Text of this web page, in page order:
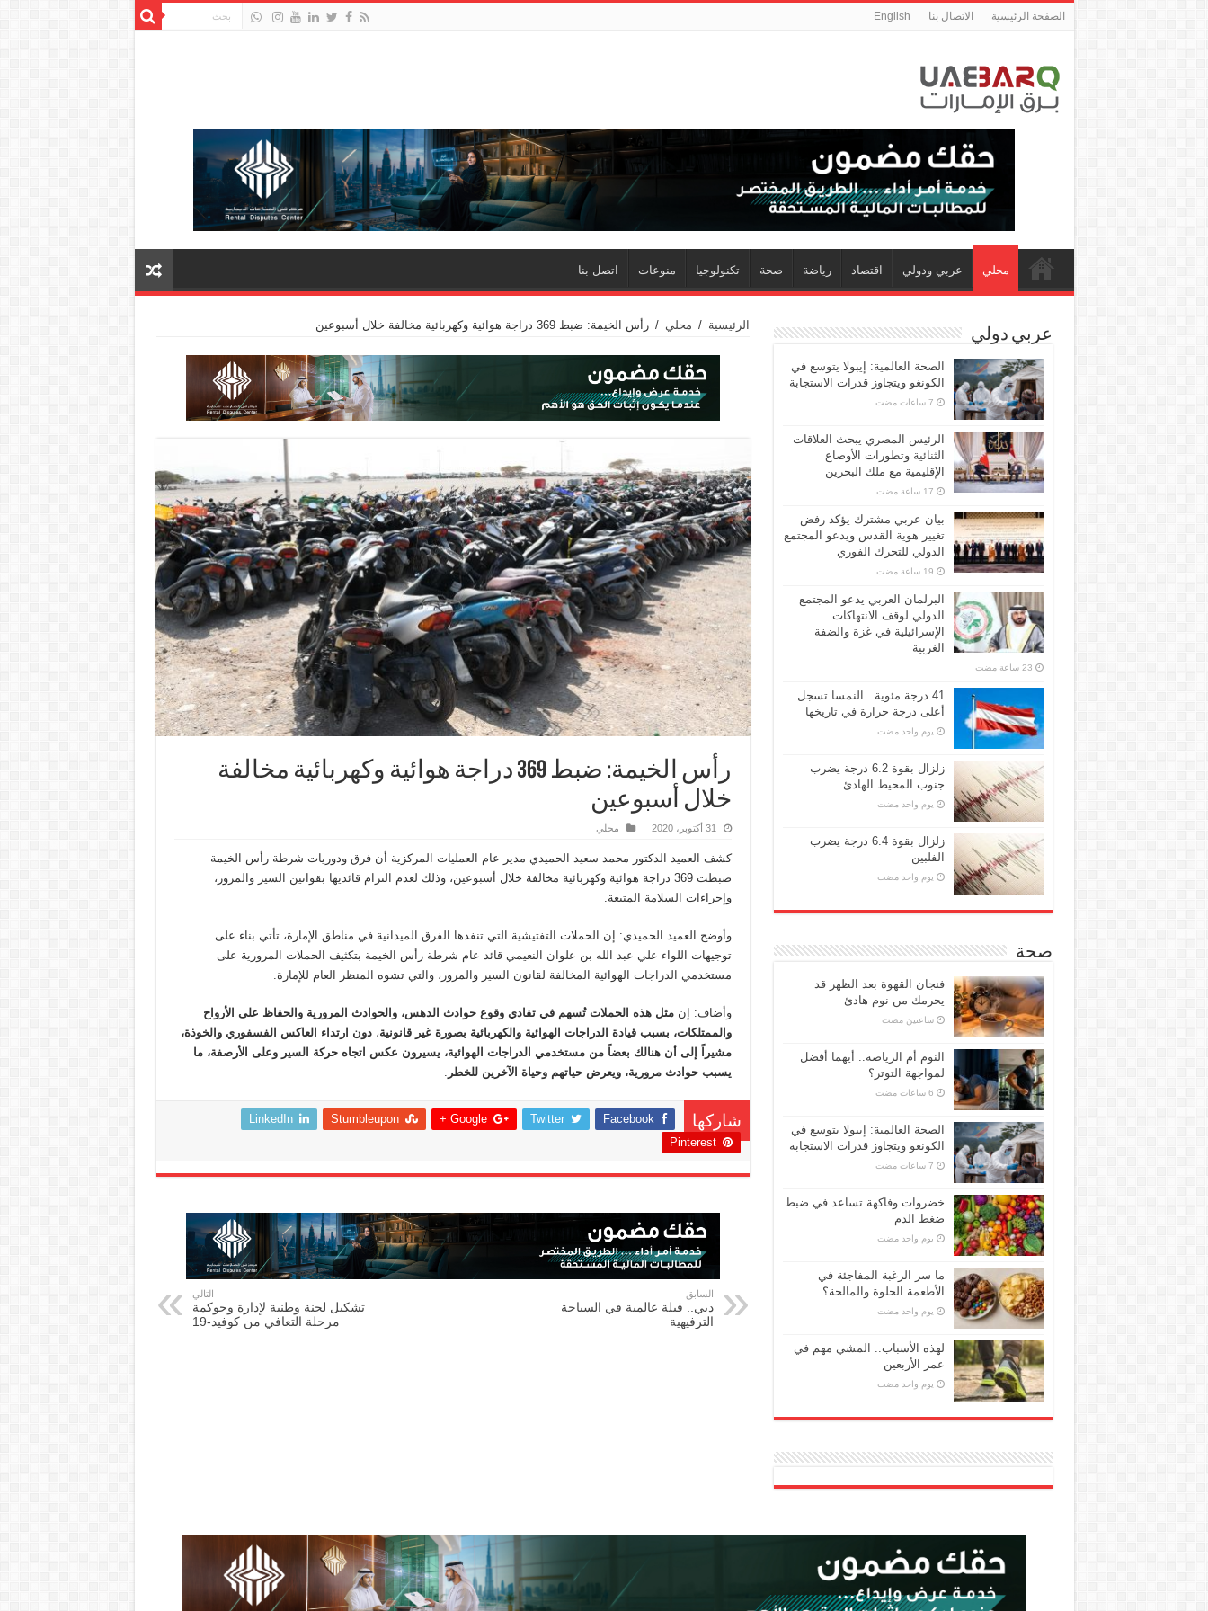
الصفحة الرئيسية الاتصال بنا English
محلي عربي ودولي اقتصاد رياضة صحة تكنولوجيا منوعات اتصل بنا
الرئيسية / محلي / رأس الخيمة: ضبط 369 دراجة هوائية وكهربائية مخالفة خلال أسبوعين
رأس الخيمة: ضبط 369 دراجة هوائية وكهربائية مخالفة
خلال أسبوعين
31 أكتوبر، 2020 محلي
كشف العميد الدكتور محمد سعيد الحميدي مدير عام العمليات المركزية أن فرق ودوريات شرطة رأس الخيمة
ضبطت 369 دراجة هوائية وكهربائية مخالفة خلال أسبوعين، وذلك لعدم التزام قائديها بقوانين السير والمرور،
وإجراءات السلامة المتبعة.
وأوضح العميد الحميدي: إن الحملات التفتيشية التي تنفذها الفرق الميدانية في مناطق الإمارة، تأتي بناء على
توجيهات اللواء علي عبد الله بن علوان النعيمي قائد عام شرطة رأس الخيمة بتكثيف الحملات المرورية على
مستخدمي الدراجات الهوائية المخالفة لقانون السير والمرور، والتي تشوه المنظر العام للإمارة.
وأضاف: إنمثل هذه الحملات تُسهم في تفادي وقوع حوادث الدهس، والحوادث المرورية والحفاظ على الأرواح
والممتلكات، بسبب قيادة الدراجات الهوائية والكهربائية بصورة غير قانونية،دون ارتداء العاكس الفسفوري والخوذة،
مشيراً إلى أن هنالك بعضاً من مستخدمي الدراجات الهوائية، يسيرون عكس اتجاه حركة السير وعلى الأرصفة، ما
يسبب حوادث مرورية، ويعرض حياتهم وحياة الآخرين للخطر .
شاركها Facebook
Twitter
Google +
Stumbleupon
LinkedIn
Pinterest
السابق
دبي.. قبلة عالمية في السياحة
الترفيهية
التالي
تشكيل لجنة وطنية لإدارة وحوكمة
مرحلة التعافي من كوفيد-19
عربي دولي
الصحة العالمية: إيبولا يتوسع في
الكونغو ويتجاوز قدرات الاستجابة
الرئيس المصري يبحث العلاقات
الثنائية وتطورات الأوضاع
الإقليمية مع ملك البحرين
بيان عربي مشترك يؤكد رفض
تغيير هوية القدس ويدعو المجتمع
الدولي للتحرك الفوري
البرلمان العربي يدعو المجتمع
الدولي لوقف الانتهاكات
الإسرائيلية في غزة والضفة
الغربية
41 درجة مئوية.. النمسا تسجل
أعلى درجة حرارة في تاريخها
‏يوم واحد مضت
زلزال بقوة 6.2 درجة يضرب
جنوب المحيط الهادئ
‏يوم واحد مضت
زلزال بقوة 6.4 درجة يضرب
الفلبين
‏يوم واحد مضت
صحة
فنجان القهوة بعد الظهر قد
يحرمك من نوم هادئ
‏ساعتين مضت
النوم أم الرياضة.. أيهما أفضل
لمواجهة التوتر؟
الصحة العالمية: إيبولا يتوسع في
الكونغو ويتجاوز قدرات الاستجابة
خضروات وفاكهة تساعد في ضبط
ضغط الدم
‏يوم واحد مضت
ما سر الرغبة المفاجئة في
الأطعمة الحلوة والمالحة؟
‏يوم واحد مضت
لهذه الأسباب.. المشي مهم في
عمر الأربعين
‏يوم واحد مضت